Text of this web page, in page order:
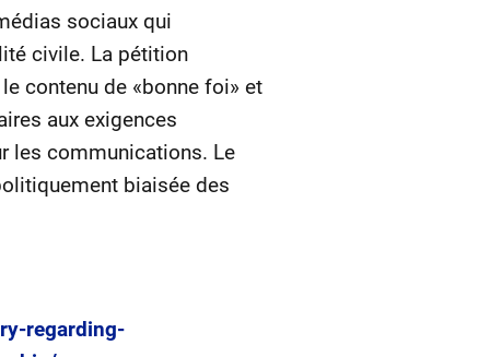
sociaux qui
civile. La pétition
contenu de «bonne foi» et
aux exigences
les communications. Le
biaisée des
regarding-